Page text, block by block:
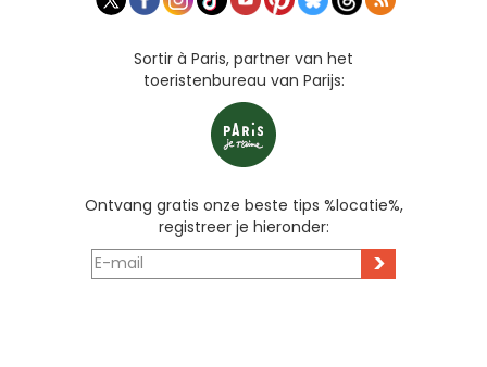
Sortir à Paris, partner van het
toeristenbureau van Parijs:
Ontvang gratis onze beste tips %locatie%,
registreer je hieronder:
>